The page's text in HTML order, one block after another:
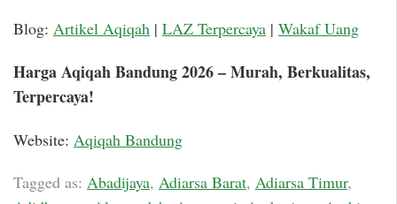
Blog: Artikel Aqiqah | LAZ Terpercaya | Wakaf Uang
Harga Aqiqah Bandung 2026 – Murah, Berkualitas,
Terpercaya!
Website: Aqiqah Bandung
Tagged as: Abadijaya, Adiarsa Barat, Adiarsa Timur,